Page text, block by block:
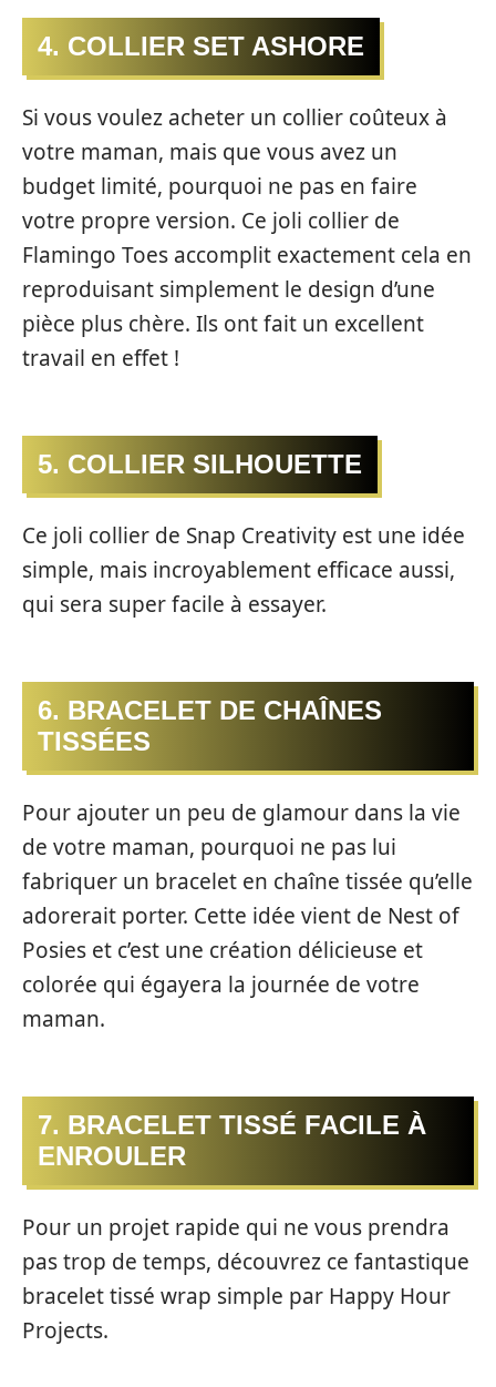
4. COLLIER SET ASHORE
Si vous voulez acheter un collier coûteux à
votre maman, mais que vous avez un
budget limité, pourquoi ne pas en faire
votre propre version. Ce joli collier de
Flamingo Toes accomplit exactement cela en
reproduisant simplement le design d’une
pièce plus chère. Ils ont fait un excellent
travail en effet !
5. COLLIER SILHOUETTE
Ce joli collier de Snap Creativity est une idée
simple, mais incroyablement efficace aussi,
qui sera super facile à essayer.
6. BRACELET DE CHAÎNES
TISSÉES
Pour ajouter un peu de glamour dans la vie
de votre maman, pourquoi ne pas lui
fabriquer un bracelet en chaîne tissée qu’elle
adorerait porter. Cette idée vient de Nest of
Posies et c’est une création délicieuse et
colorée qui égayera la journée de votre
maman.
7. BRACELET TISSÉ FACILE À
ENROULER
Pour un projet rapide qui ne vous prendra
pas trop de temps, découvrez ce fantastique
bracelet tissé wrap simple par Happy Hour
Projects.